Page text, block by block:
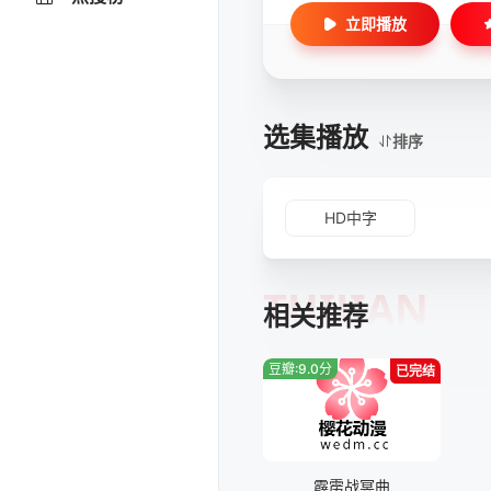
立即播放
选集播放 排序
HD中字
相关推荐
TUIJIAN
已完结
豆瓣:9.0分
霹雳战冥曲